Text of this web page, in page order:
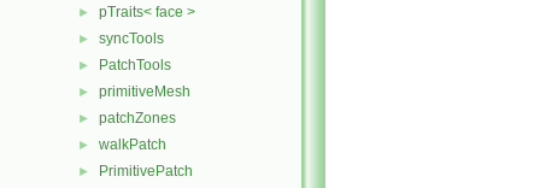
► pTraits< face >
► syncTools
► PatchTools
► primitiveMesh
► patchZones
► walkPatch
► PrimitivePatch